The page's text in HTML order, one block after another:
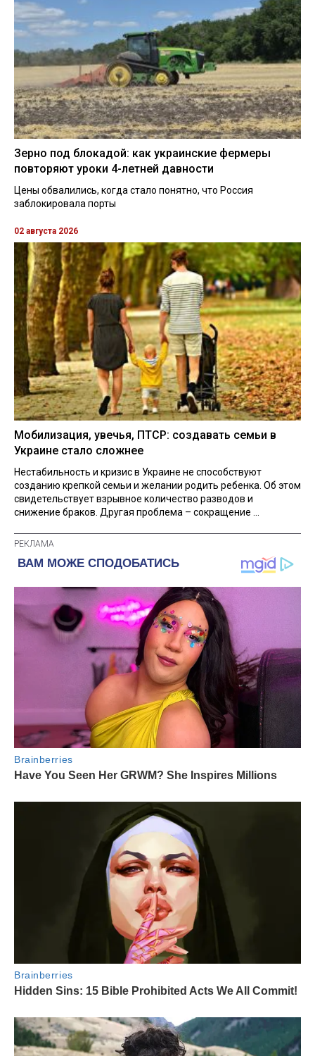
Зерно под блокадой: как украинские фермеры
повторяют уроки 4-летней давности
Цены обвалились, когда стало понятно, что Россия
заблокировала порты
02 августа 2026
Мобилизация, увечья, ПТСР: создавать семьи в
Украине стало сложнее
Нестабильность и кризис в Украине не способствуют
созданию крепкой семьи и желании родить ребенка. Об этом
свидетельствует взрывное количество разводов и
снижение браков. Другая проблема – сокращение ...